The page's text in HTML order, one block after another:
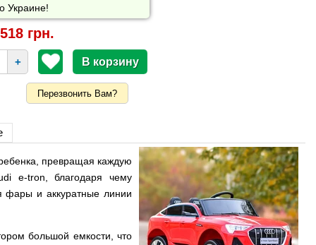
Украине!
грн.
+
Перезвонить Вам?
превращая каждую
e-tron, благодаря чему
фары и аккуратные линии
большой емкости, что